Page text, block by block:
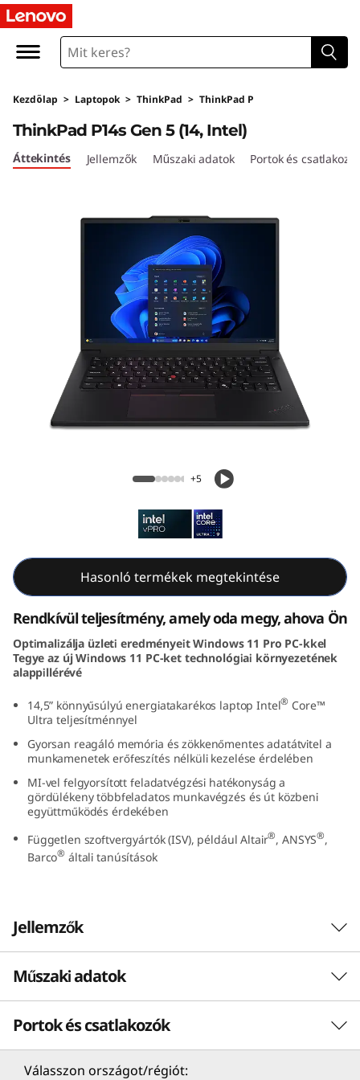
L
n
o
v
4
G
e
n
5
4
n
e
l
Kezdőlap > Laptopok > ThinkPad > ThinkPad P
ThinkPad P14s Gen 5 (14, Intel)
ThinkPad P14s Gen 5 (14, Intel)
Áttekintés Jellemzők Műszaki adatok Portok és
+5
Hasonló termékek megtekintése
Rendkívül teljesítmény, amely oda megy, ahova Ön
Optimalizálja üzleti eredményeit Windows 11 Pro PC-kkel
Tegye az új Windows 11 PC-ket technológiai környezetének
alappillérévé
14,5” könnyűsúlyú energiatakarékos laptop Intel® Core™
Ultra teljesítménnyel
Gyorsan reagáló memória és zökkenőmentes adatátvitel a
munkamenetek erőfeszítés nélküli kezelése érdelében
MI-vel felgyorsított feladatvégzési hatékonyság a
gördülékeny többfeladatos munkavégzés és út közbeni
együttműködés érdekében
Független szoftvergyártók (ISV), például Altair®, ANSYS®,
Barco® általi tanúsítások
Jellemzők
Amikor a nyers erővel többet mer bevállalni
Tárja fel az MI hatékonyságát a
rettenthetetlenül felsőbb rendű számítógép-
használat érdekében az ötödik generációs
ThinkPad P14s hordozható munkaállomással.
Műszaki adatok
TELJESÍTMÉNY
Processzor
Portok és csatlakozók
Válasszon országot/régiót: